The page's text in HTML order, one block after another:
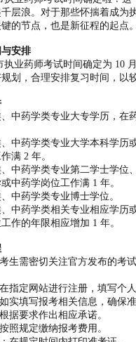
层浪。对于那些怀揣着成为
的节点，也是新征程的起点。
安排
执业药师考试时间确定为 10
划，合理安排复习时间，以
中药学类专业大专学历，在
中药学类专业大学本科学历
满 2 年。
中药学类专业第二学士学位
中药学岗位工作满 1 年。
中药学类专业博士学位。
中药学类相关专业相应学历
作的年限相应增加 1 年。
生需密切关注官方发布的考
指定网站进行注册，填写个人
实填写报考相关信息，确保准
据要求作出相应承诺。
照规定缴纳报考费用。